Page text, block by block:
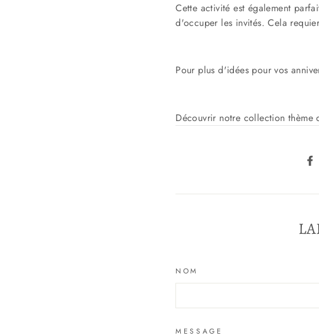
Cette activité est également
d'occuper les invités. Cela
Pour plus d'idées pour vos
Découvrir notre collection thème
NOM
MESSAGE